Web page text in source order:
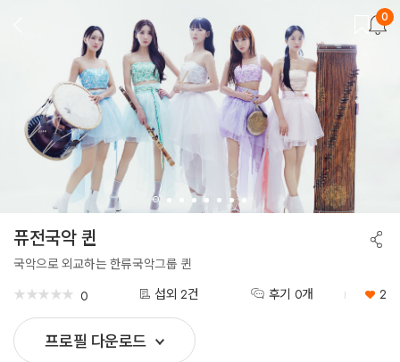
0
퓨전국악 퀸
국악으로 외교하는 한류국악그룹 퀸
★★★★★
★★★★★ 0 섭외 2건 후기 0개 2
프로필 다운로드
공
유